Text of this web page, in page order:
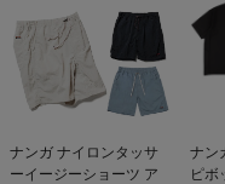
ナンガ ナイロンタッサ
ーイージーショーツ ア
ナン
ピボ